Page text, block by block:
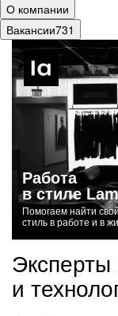
О компании
Вакансии731
Работа
в стиле
Помогаем найти свой
стиль в работе и в
и